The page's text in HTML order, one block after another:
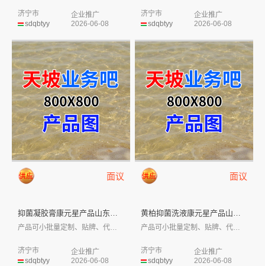
sdqbtyy
济宁市
企业推广
2026-06-08
sdqbtyy
济宁市
企业推广
2026-06-08
面议
抑菌凝胶膏康元星产品山东皇庵堂...
产品可小批量定制、贴牌、代工，部分有现货...
sdqbtyy
济宁市
企业推广
2026-06-08
面议
黄柏抑菌洗液康元星产品山东皇庵...
产品可小批量定制、贴牌、代工，部分有现货...
sdqbtyy
济宁市
企业推广
2026-06-08